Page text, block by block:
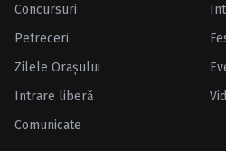
Concursuri
Petreceri
Zilele Oraşului
Intrare liberă
Comunicate